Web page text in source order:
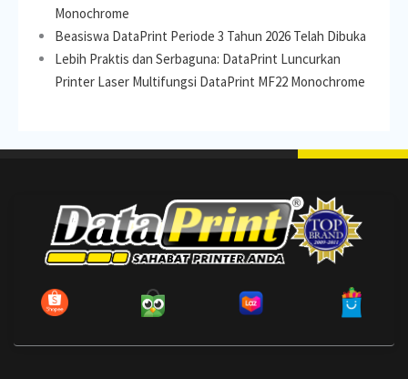
Monochrome
Beasiswa DataPrint Periode 3 Tahun 2026 Telah Dibuka
Lebih Praktis dan Serbaguna: DataPrint Luncurkan
Printer Laser Multifungsi DataPrint MF22 Monochrome